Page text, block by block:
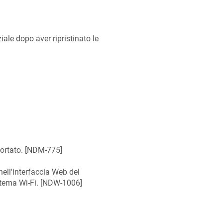
dopo aver ripristinato le
[NDM-775]
Web del
Wi‑Fi. [NDW-1006]